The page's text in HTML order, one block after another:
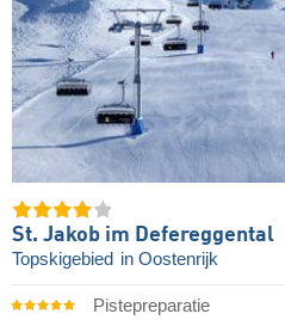
St. Jakob im Defereggental
Topskigebied in Oostenrijk
Pistepreparatie